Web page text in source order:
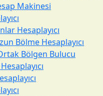
Makinesi
Hesaplayıcı
Bölme Hesaplayıcı
Bölgen Bulucu